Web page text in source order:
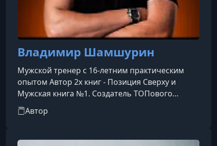
Владимир Шамшурин
Мужской тренер с 16-летним практическим
опытом Автор 2х книг - Позиция Сверху и
Мужская книга №1. Создатель ТОПового
тренинга "Практика" в Москве Создал
собственную Систему "от знакомства до
тобой!
Автор